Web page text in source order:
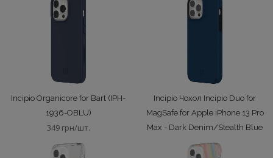
Incipio Organicore for Bart (IPH-
1936-OBLU)
349 грн/шт.
Incipio Чохол Incipio Duo for
MagSafe for Apple iPhone 13 Pro
Max - Dark Denim/Stealth Blue
(IPH-1961-DNM)